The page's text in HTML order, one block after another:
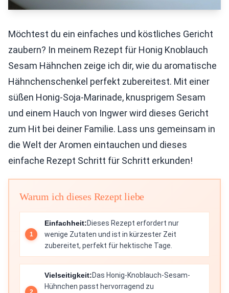
Möchtest du ein einfaches und köstliches Gericht
zaubern? In meinem Rezept für Honig Knoblauch
Sesam Hähnchen zeige ich dir, wie du aromatische
Hähnchenschenkel perfekt zubereitest. Mit einer
süßen Honig-Soja-Marinade, knusprigem Sesam
und einem Hauch von Ingwer wird dieses Gericht
zum Hit bei deiner Familie. Lass uns gemeinsam in
die Welt der Aromen eintauchen und dieses
einfache Rezept Schritt für Schritt erkunden!
Warum ich dieses Rezept liebe
Einfachheit:Dieses Rezept erfordert nur
wenige Zutaten und ist in kürzester Zeit
zubereitet, perfekt für hektische Tage.
Vielseitigkeit:Das Honig-Knoblauch-Sesam-
Hühnchen passt hervorragend zu